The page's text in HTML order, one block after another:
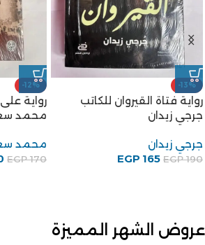
-25%
رواية شجرة الدر للكاتب محمد
سعيد العريان
محمد سعيد العريان
EGP100
EGP75
-12%
رواية
الخليفة
علي أحمد
عروض الشهر المميزة